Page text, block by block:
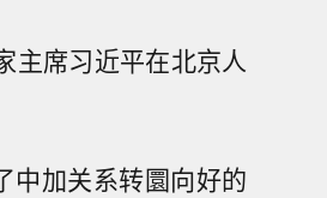
主席习近平在北京人
中加关系转圜向好的